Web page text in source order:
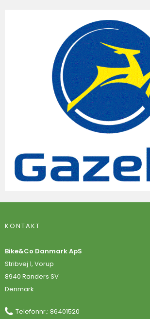
KONTAKT
Bike&Co Danmark ApS
Stribvej 1, Vorup
8940 Randers SV
Denmark
Telefonnr.: 86401520